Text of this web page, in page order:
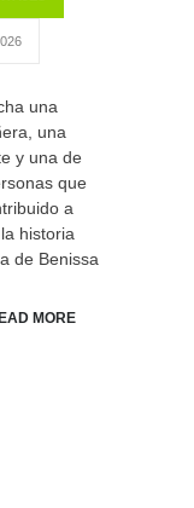
una
una
y una de
que
a
historia
de Benissa
MORE